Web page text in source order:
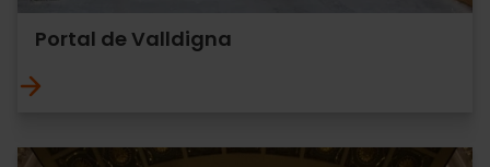
Portal de Valldigna